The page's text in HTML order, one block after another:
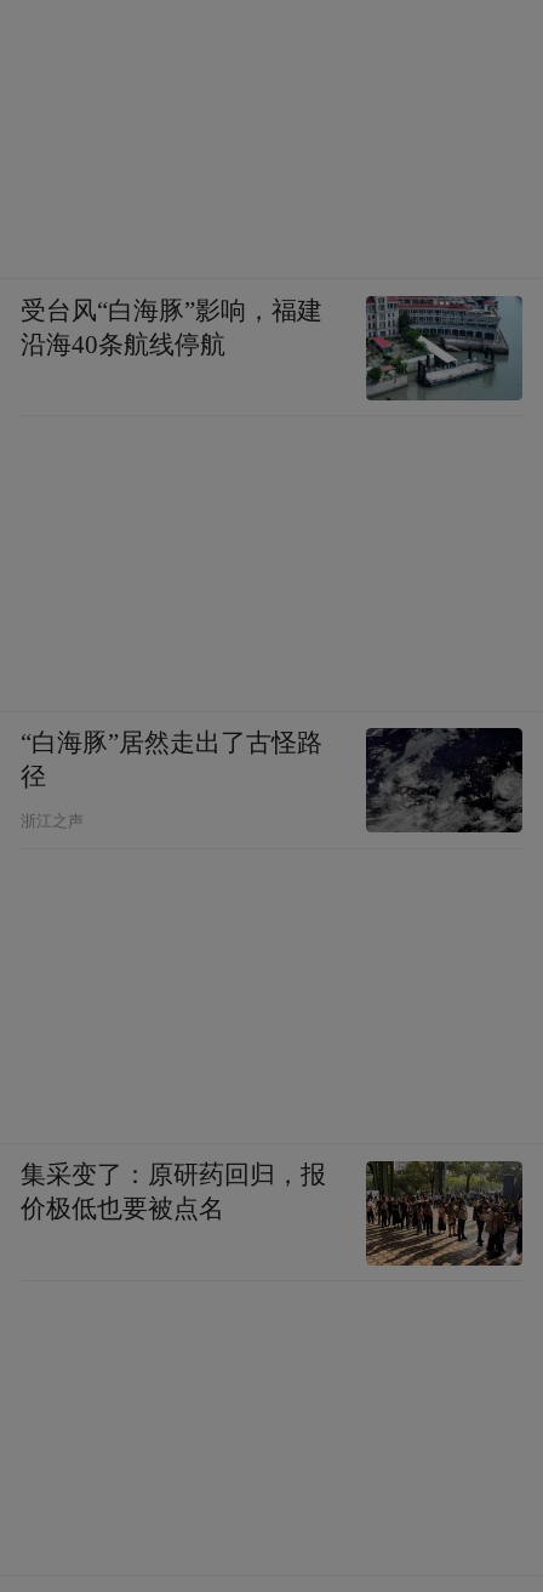
受台风“白海豚”影响，福建
沿海40条航线停航
“白海豚”居然走出了古怪路
径
浙江之声
集采变了：原研药回归，报
价极低也要被点名